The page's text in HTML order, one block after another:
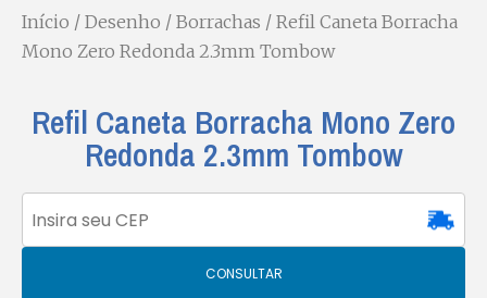
Início / Desenho / Borrachas / Refil Caneta Borracha
Mono Zero Redonda 2.3mm Tombow
Refil Caneta Borracha Mono Zero
Redonda 2.3mm Tombow
CONSULTAR